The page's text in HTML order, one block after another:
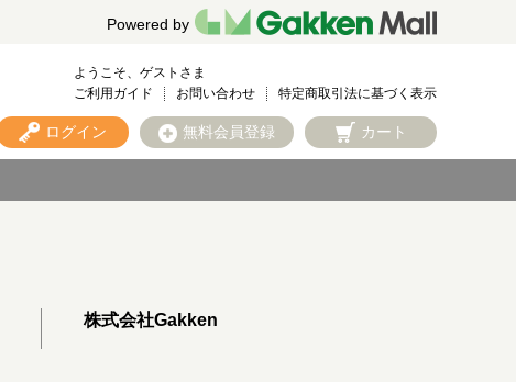
Powered by
ようこそ、ゲストさま
ご利用ガイド
お問い合わせ 特定商取引法に基づく表示
ログイン 無料会員登録 カート
株式会社Gakken